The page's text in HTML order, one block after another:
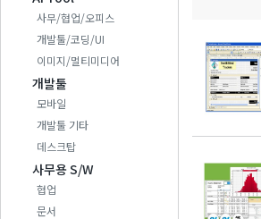
사무/협업/오피스
개발툴/코딩/UI
이미지/멀티미디어
개발툴
모바일
개발툴 기타
데스크탑
사무용 S/W
협업
문서